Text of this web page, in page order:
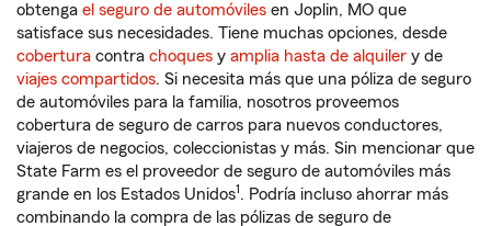
obtenga el seguro de automóviles en Joplin, MO que
satisface sus necesidades. Tiene muchas opciones, desde
cobertura contra choques y amplia hasta de alquiler y de
viajes compartidos. Si necesita más que una póliza de seguro
de automóviles para la familia, nosotros proveemos
cobertura de seguro de carros para nuevos conductores,
viajeros de negocios, coleccionistas y más. Sin mencionar que
State Farm es el proveedor de seguro de automóviles más
grande en los Estados Unidos1. Podría incluso ahorrar más
combinando la compra de las pólizas de seguro de